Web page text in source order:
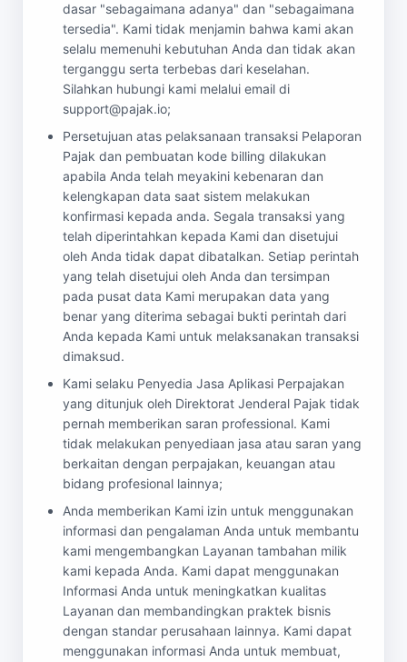
dasar "sebagaimana adanya" dan "sebagaimana
tersedia". Kami tidak menjamin bahwa kami akan
selalu memenuhi kebutuhan Anda dan tidak akan
terganggu serta terbebas dari keselahan.
Silahkan hubungi kami melalui email di
support@pajak.io;
Persetujuan atas pelaksanaan transaksi Pelaporan
Pajak dan pembuatan kode billing dilakukan
apabila Anda telah meyakini kebenaran dan
kelengkapan data saat sistem melakukan
konfirmasi kepada anda. Segala transaksi yang
telah diperintahkan kepada Kami dan disetujui
oleh Anda tidak dapat dibatalkan. Setiap perintah
yang telah disetujui oleh Anda dan tersimpan
pada pusat data Kami merupakan data yang
benar yang diterima sebagai bukti perintah dari
Anda kepada Kami untuk melaksanakan transaksi
dimaksud.
Kami selaku Penyedia Jasa Aplikasi Perpajakan
yang ditunjuk oleh Direktorat Jenderal Pajak tidak
pernah memberikan saran professional. Kami
tidak melakukan penyediaan jasa atau saran yang
berkaitan dengan perpajakan, keuangan atau
bidang profesional lainnya;
Anda memberikan Kami izin untuk menggunakan
informasi dan pengalaman Anda untuk membantu
kami mengembangkan Layanan tambahan milik
kami kepada Anda. Kami dapat menggunakan
Informasi Anda untuk meningkatkan kualitas
Layanan dan membandingkan praktek bisnis
dengan standar perusahaan lainnya. Kami dapat
menggunakan informasi Anda untuk membuat,